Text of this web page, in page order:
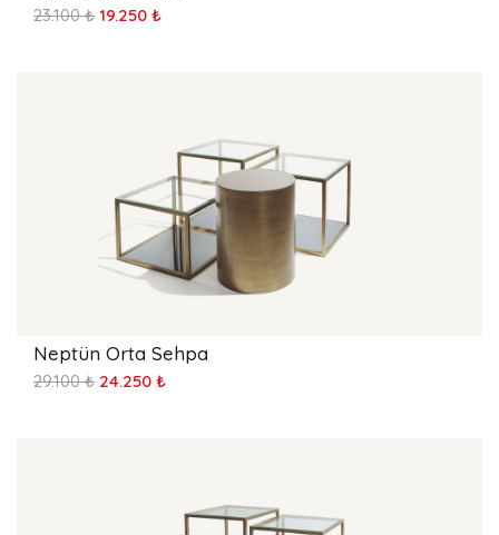
23.100 ₺ 19.250 ₺
Neptün Orta Sehpa
29.100 ₺ 24.250 ₺